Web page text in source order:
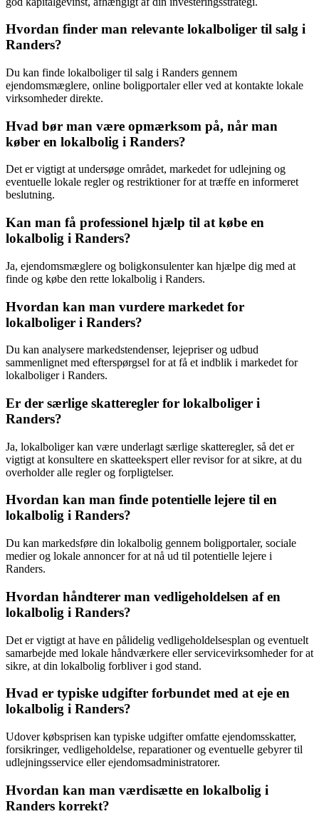
Hvordan finder man relevante lokalboliger til salg i
Randers?
Du kan finde lokalboliger til salg i Randers gennem
ejendomsmæglere, online boligportaler eller ved at kontakte lokale
virksomheder direkte.
Hvad bør man være opmærksom på, når man
køber en lokalbolig i Randers?
Det er vigtigt at undersøge området, markedet for udlejning og
eventuelle lokale regler og restriktioner for at træffe en informeret
beslutning.
Kan man få professionel hjælp til at købe en
lokalbolig i Randers?
Ja, ejendomsmæglere og boligkonsulenter kan hjælpe dig med at
finde og købe den rette lokalbolig i Randers.
Hvordan kan man vurdere markedet for
lokalboliger i Randers?
Du kan analysere markedstendenser, lejepriser og udbud
sammenlignet med efterspørgsel for at få et indblik i markedet for
lokalboliger i Randers.
Er der særlige skatteregler for lokalboliger i
Randers?
Ja, lokalboliger kan være underlagt særlige skatteregler, så det er
vigtigt at konsultere en skatteekspert eller revisor for at sikre, at du
overholder alle regler og forpligtelser.
Hvordan kan man finde potentielle lejere til en
lokalbolig i Randers?
Du kan markedsføre din lokalbolig gennem boligportaler, sociale
medier og lokale annoncer for at nå ud til potentielle lejere i
Randers.
Hvordan håndterer man vedligeholdelsen af en
lokalbolig i Randers?
Det er vigtigt at have en pålidelig vedligeholdelsesplan og eventuelt
samarbejde med lokale håndværkere eller servicevirksomheder for at
sikre, at din lokalbolig forbliver i god stand.
Hvad er typiske udgifter forbundet med at eje en
lokalbolig i Randers?
Udover købsprisen kan typiske udgifter omfatte ejendomsskatter,
forsikringer, vedligeholdelse, reparationer og eventuelle gebyrer til
udlejningsservice eller ejendomsadministratorer.
Hvordan kan man værdisætte en lokalbolig i
Randers korrekt?